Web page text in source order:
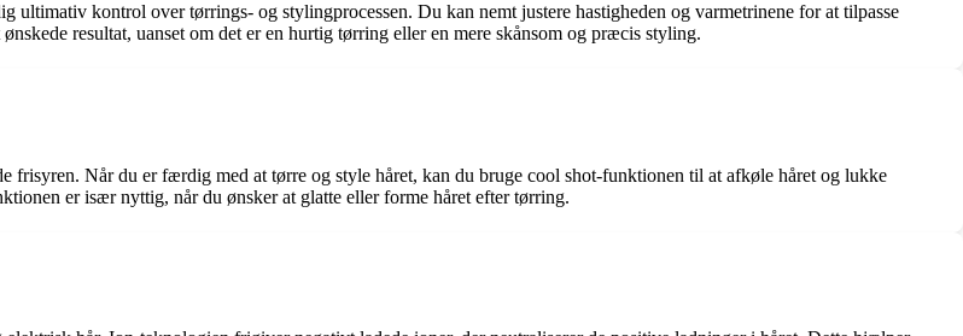
kontrol over tørrings- og stylingprocessen. Du kan nemt justere hastigheden og varmetrinene for at tilpasse
resultat, uanset om det er en hurtig tørring eller en mere skånsom og præcis styling.
frisyren. Når du er færdig med at tørre og style håret, kan du bruge cool shot-funktionen til at afkøle håret og lukke
er især nyttig, når du ønsker at glatte eller forme håret efter tørring.